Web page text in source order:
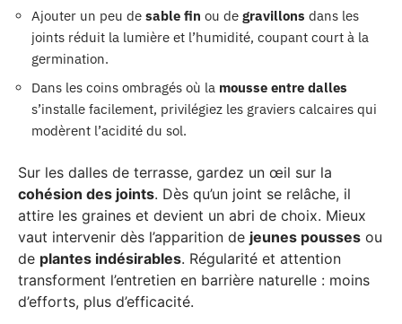
Ajouter un peu de sable fin ou de gravillons dans les
joints réduit la lumière et l’humidité, coupant court à la
germination.
Dans les coins ombragés où la mousse entre dalles
s’installe facilement, privilégiez les graviers calcaires qui
modèrent l’acidité du sol.
Sur les dalles de terrasse, gardez un œil sur la
cohésion des joints. Dès qu’un joint se relâche, il
attire les graines et devient un abri de choix. Mieux
vaut intervenir dès l’apparition de jeunes pousses ou
de plantes indésirables. Régularité et attention
transforment l’entretien en barrière naturelle : moins
d’efforts, plus d’efficacité.